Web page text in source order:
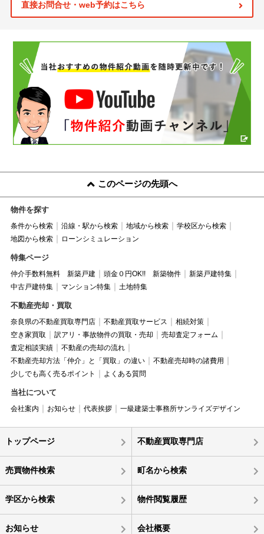
直接お問合せ・web予約はこちら
このページの先頭へ
物件を探す
条件から検索 沿線・駅から検索 地域から検索
学校区から検索
地図から検索
ローンシミュレーション
特集ページ
仲介手数料無料 新築戸建 頭金０円OK!! 新築物件
新築戸建特集
中古戸建特集
マンション特集 土地特集
不動産売却・買取
奈良県の不動産買取専門店 不動産買取サービス
相続対策
空き家買取
訳アリ・事故物件の買取・売却
売却査定フォーム
査定相談実績
不動産の売却の流れ
不動産売却方法「仲介」と「買取」の違い
不動産売却時の諸費用
少しでも高く売るポイント
よくある質問
当社について
会社案内 お知らせ 代表挨拶 一級建築士事務所サンライズデザイン
トップページ 不動産買取専門店
売買物件検索 町名から検索
学区から検索 物件閲覧履歴
お知らせ 会社概要